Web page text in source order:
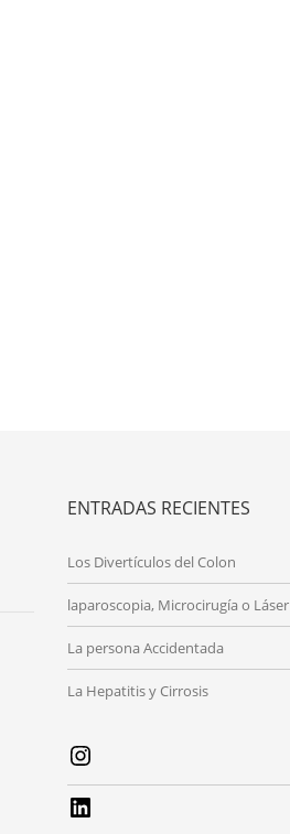
ENTRADAS RECIENTES
Los Divertículos del Colon
laparoscopia, Microcirugía o Láser
La persona Accidentada
La Hepatitis y Cirrosis